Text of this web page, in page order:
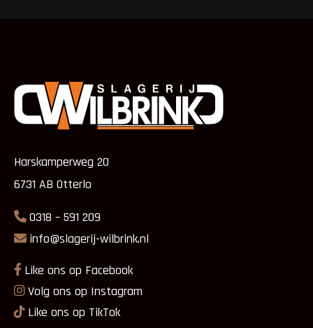
Harskamperweg 20
6731 AB Otterlo
0318 – 591 209
info@slagerij-wilbrink.nl
Like ons op Facebook
Volg ons op Instagram
Like ons op TikTok